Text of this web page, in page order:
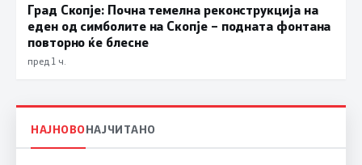
Град Скопје: Почна темелна реконструкција на
еден од симболите на Скопје – подната фонтана
повторно ќе блесне
пред 1 ч.
НАЈНОВОНАЈЧИТАНО